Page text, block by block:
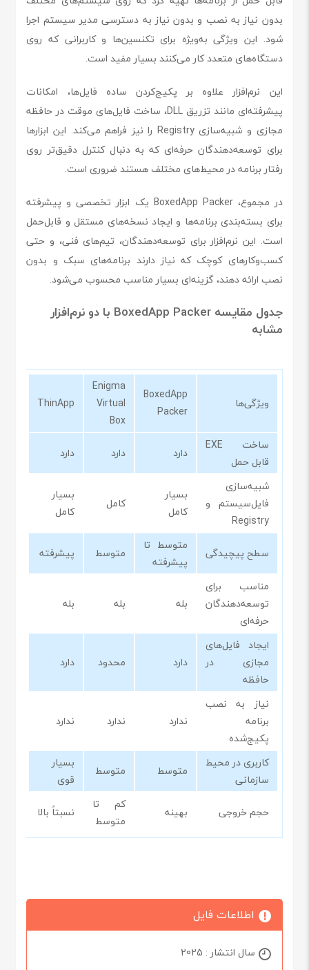
بدون نیاز به نصب و بدون نیاز به دسترسی مدیر سیستم اجرا
شود. این ویژگی به‌ویژه برای تکنسین‌ها و کاربرانی که روی
دستگاه‌های متعدد کار می‌کنند بسیار مفید است.
این نرم‌افزار علاوه بر پکیج‌کردن ساده فایل‌ها، امکانات
پیشرفته‌ای مانند تزریق DLL، ساخت فایل‌های موقت در حافظه
مجازی و شبیه‌سازی Registry را نیز فراهم می‌کند. این ابزارها
برای توسعه‌دهندگان حرفه‌ای که به دنبال کنترل دقیق‌تر روی
رفتار برنامه در محیط‌های مختلف هستند ضروری است.
در مجموع، BoxedApp Packer یک ابزار تخصصی و پیشرفته
برای بسته‌بندی برنامه‌ها و ایجاد نسخه‌های مستقل و قابل‌حمل
است. این نرم‌افزار برای توسعه‌دهندگان، تیم‌های فنی، و حتی
کسب‌وکارهای کوچک که نیاز دارند برنامه‌های سبک و بدون
نصب ارائه دهند، گزینه‌ای بسیار مناسب محسوب می‌شود.
جدول مقایسه BoxedApp Packer با دو نرم‌افزار
مشابه
ویژگی‌ها
BoxedApp
Packer
Enigma
Virtual
Box
ThinApp
ساخت EXE
قابل حمل
دارد دارد
دارد
شبیه‌سازی
فایل‌سیستم و
Registry
بسیار
کامل
کامل
بسیار
کامل
سطح پیچیدگی
متوسط تا
پیشرفته
متوسط
پیشرفته
مناسب برای
توسعه‌دهندگان
حرفه‌ای
بله بله بله
ایجاد فایل‌های
مجازی در
حافظه
دارد محدود دارد
نیاز به نصب
برنامه
پکیج‌شده
ندارد ندارد ندارد
کاربری در محیط
سازمانی
متوسط متوسط
بسیار
قوی
حجم خروجی
بهینه
کم تا
متوسط
نسبتاً بالا
اطلاعات فایل
سال انتشار : 2025